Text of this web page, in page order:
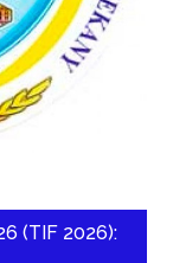
(TIF 2026):